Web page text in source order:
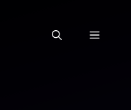
MENU